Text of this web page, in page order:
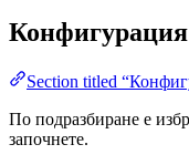
Конфигурация
Section titled
По подразбиране е
започнете.